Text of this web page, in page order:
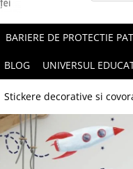
BARIERE DE PROTECTIE PAT
BLOG UNIVERSUL
Stickere decorative si